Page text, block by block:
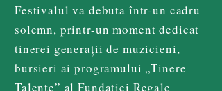
Festivalul va debuta într-un cadru
solemn, printr-un moment dedicat
tinerei generații de muzicieni,
bursieri ai programului „Tinere
Talente” al Fundației Regale